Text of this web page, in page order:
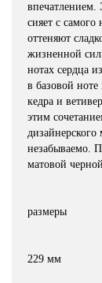
сияет с
оттеняют
жизненной
нотах сердца
в базовой
кедра и
этим
незабываемо.
матовой
размеры
229 мм